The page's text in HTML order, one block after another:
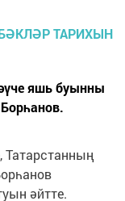
яшь буынны
Татарстанның
әйтте.